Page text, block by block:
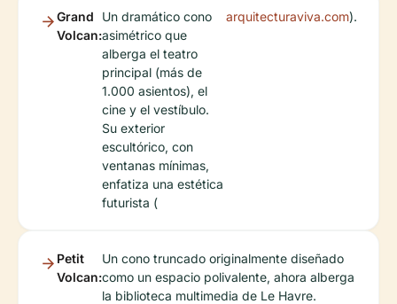
Grand
Volcan:
Un dramático cono
asimétrico que
alberga el teatro
principal (más de
1.000 asientos), el
cine y el vestíbulo.
Su exterior
escultórico, con
ventanas mínimas,
enfatiza una estética
futurista (
arquitecturaviva.com).
Petit
Volcan:
Un cono truncado originalmente diseñado
como un espacio polivalente, ahora alberga
la biblioteca multimedia de Le Havre.